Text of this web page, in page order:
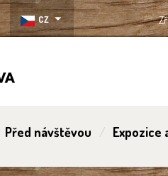
CZ
Před návštěvou Expozice